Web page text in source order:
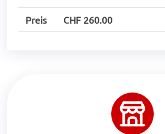
Preis CHF 260.00